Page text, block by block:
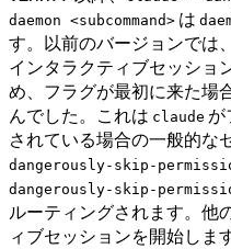
daemon <subcommand> は
す。以前のバージョンでは、
インタラクティブセッショ
め、フラグが最初に来た場
んでした。これは claude が
されている場合の一般的な
dangerously-skip-
dangerously-skip-
ルーティングされます。他
ィブセッションを開始します